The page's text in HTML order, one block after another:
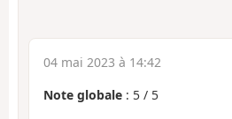
04 mai 2023 à 14:42
Note globale : 5 / 5